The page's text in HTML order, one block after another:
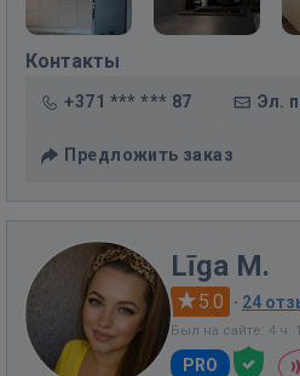
Контакты
+371 *** *** 87 Эл.
Предложить заказ
Līga M.
5.0 · 24
Был на сайте: 4 ч.
PRO